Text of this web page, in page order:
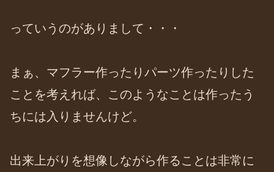
っていうのがありまして・・・
まぁ、マフラー作ったりパーツ作ったりした
ことを考えれば、このようなことは作ったう
ちには入りませんけど。
出来上がりを想像しながら作ることは非常に